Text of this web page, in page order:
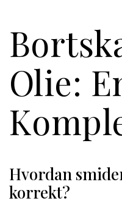
Olie:
Hvordan
korrekt?